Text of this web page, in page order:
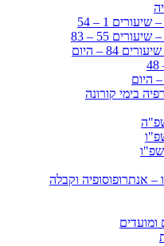
1 – 54
55 – 83
84 – היום
בימי קורונה
– אנתרופוסופיה וקבלה